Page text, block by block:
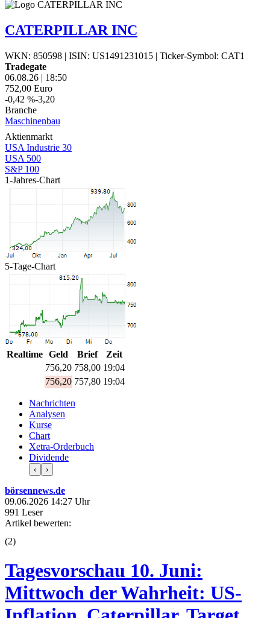
CATERPILLAR INC
WKN: 850598 | ISIN: US1491231015 | Ticker-Symbol: CAT1
Tradegate
06.08.26 | 18:50
752,00 Euro
-0,42 %-3,20
Branche
Maschinenbau
Aktienmarkt
USA Industrie 30
USA 500
S&P 100
1-Jahres-Chart
5-Tage-Chart
Realtime Geld Brief
Zeit
756,20 758,00 19:04
756,20 757,80 19:04
Nachrichten
Analysen
Kurse
Chart
Xetra-Orderbuch
Dividende
‹ ›
börsennews.de
09.06.2026 14:27 Uhr
991 Leser
Artikel bewerten:
(2)
Tagesvorschau 10. Juni:
Mittwoch der Wahrheit: US-